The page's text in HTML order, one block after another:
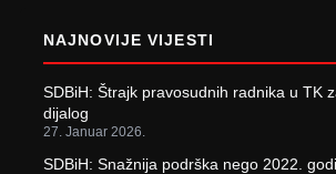
NAJNOVIJE VIJESTI
SDBiH: Štrajk pravosudnih radnika u TK
dijalog
27. Januar 2026.
SDBiH: Snažnija podrška nego 2022.